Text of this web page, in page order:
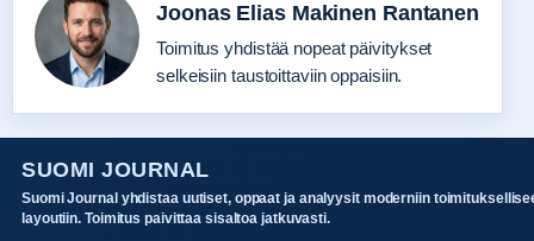
Joonas Elias Makinen Rantanen
Toimitus yhdistää nopeat päivitykset
selkeisiin taustoittaviin oppaisiin.
SUOMI JOURNAL
Suomi Journal yhdistaa uutiset, oppaat ja analyysit moderniin
layoutiin. Toimitus paivittaa sisaltoa jatkuvasti.